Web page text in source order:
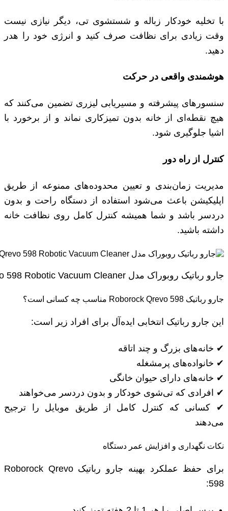
با تخلیه خودکار زباله و شستشوی تی، دیگر نیازی نیست
وقت زیادی برای نظافت صرف کنید و انرژی خود را هدر
دهید.
هوشمندی واقعی در حرکت
سنسورهای پیشرفته و مسیریابی لیزری تضمین می‌کنند که
هیچ نقطه‌ای از خانه بدون تمیزکاری نماند و از برخورد با
اشیا جلوگیری شود.
کنترل از راه دور
مدیریت زمان‌بندی و تعیین محدوده‌های ممنوعه از طریق
اپلیکیشن باعث می‌شود استفاده از دستگاه راحت و بدون
دردسر باشد و شما همیشه کنترل کامل روی نظافت خانه
داشته باشید.
جارو رباتیک روبوراک مدل Xiaomi Roborock Qrevo 598 Robotic Vacuum Cleaner
جارو رباتیک Roborock Qrevo 598 مناسب چه کسانی است؟
این جارو رباتیک انتخابی ایده‌آل برای افراد زیر است:
✔ خانه‌های بزرگ و چند اتاقه
✔ خانواده‌های پرمشغله
✔ خانه‌های دارای حیوان خانگی
✔ افرادی که تی‌شوی خودکار و بدون دردسر می‌خواهند
✔ کسانی که کنترل کامل از طریق موبایل را ترجیح
می‌دهند
نکات نگهداری و افزایش عمر دستگاه
برای حفظ عملکرد بهینه جارو رباتیک Roborock Qrevo
598: